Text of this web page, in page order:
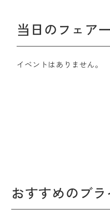
当日のフェア
イベントはありません。
おすすめのブ